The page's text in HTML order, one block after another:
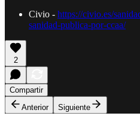
Civio - https://civio.es/
sanidad-publica-por-ccaa/
2
Compartir
Anterior
Siguiente